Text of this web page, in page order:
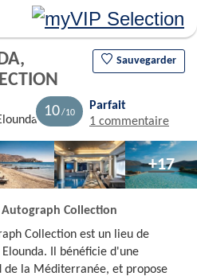
Sauvegarder
10
Parfait
1 commentaire
+17
Autograph Collection
Collection est un lieu de
Il bénéficie d'une
la Méditerranée, et propose